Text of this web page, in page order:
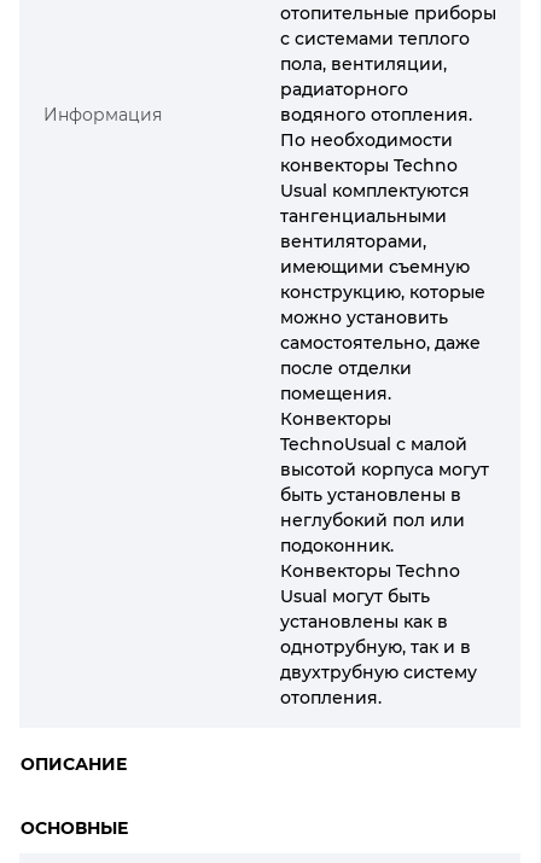
Информация
отопительные приборы
с системами теплого
пола, вентиляции,
радиаторного
водяного отопления.
По необходимости
конвекторы Techno
Usual комплектуются
тангенциальными
вентиляторами,
имеющими съемную
конструкцию, которые
можно установить
самостоятельно, даже
после отделки
помещения.
Конвекторы
TechnoUsual с малой
высотой корпуса могут
быть установлены в
неглубокий пол или
подоконник.
Конвекторы Techno
Usual могут быть
установлены как в
однотрубную, так и в
двухтрубную систему
отопления.
ОПИСАНИЕ
ОСНОВНЫЕ